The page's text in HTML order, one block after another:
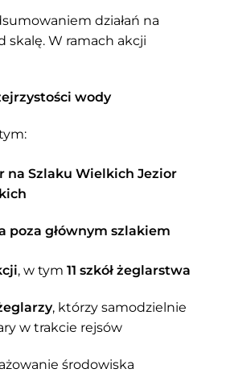
działań na
skalę. W ramach akcji
wody
na Szlaku Wielkich Jezior
poza głównym szlakiem
, w tym 11 szkół żeglarstwa
, którzy samodzielnie
w trakcie rejsów
środowiska